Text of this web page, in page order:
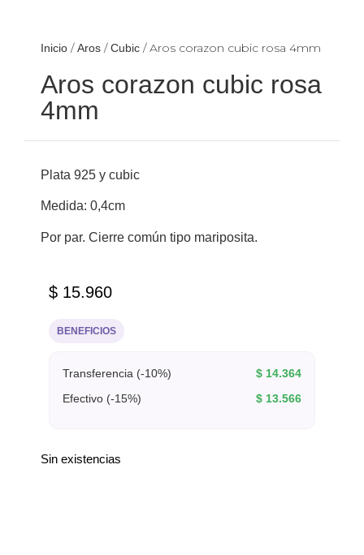
Inicio /Aros /Cubic / Aros corazon cubic rosa 4mm
Aros corazon cubic rosa
4mm
Plata 925 y cubic
Medida: 0,4cm
Por par. Cierre común tipo mariposita.
$ 15.960
BENEFICIOS
Transferencia (-10%) $ 14.364
Efectivo (-15%)
$ 13.566
Sin existencias